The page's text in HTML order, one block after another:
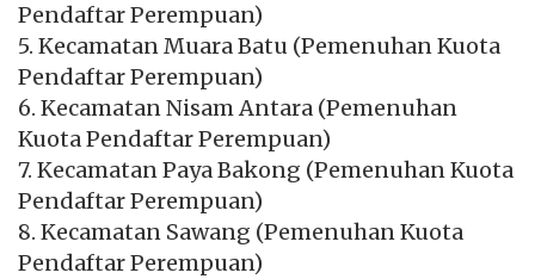
Pendaftar Perempuan)
5. Kecamatan Muara Batu (Pemenuhan Kuota
Pendaftar Perempuan)
6. Kecamatan Nisam Antara (Pemenuhan
Kuota Pendaftar Perempuan)
7. Kecamatan Paya Bakong (Pemenuhan Kuota
Pendaftar Perempuan)
8. Kecamatan Sawang (Pemenuhan Kuota
Pendaftar Perempuan)